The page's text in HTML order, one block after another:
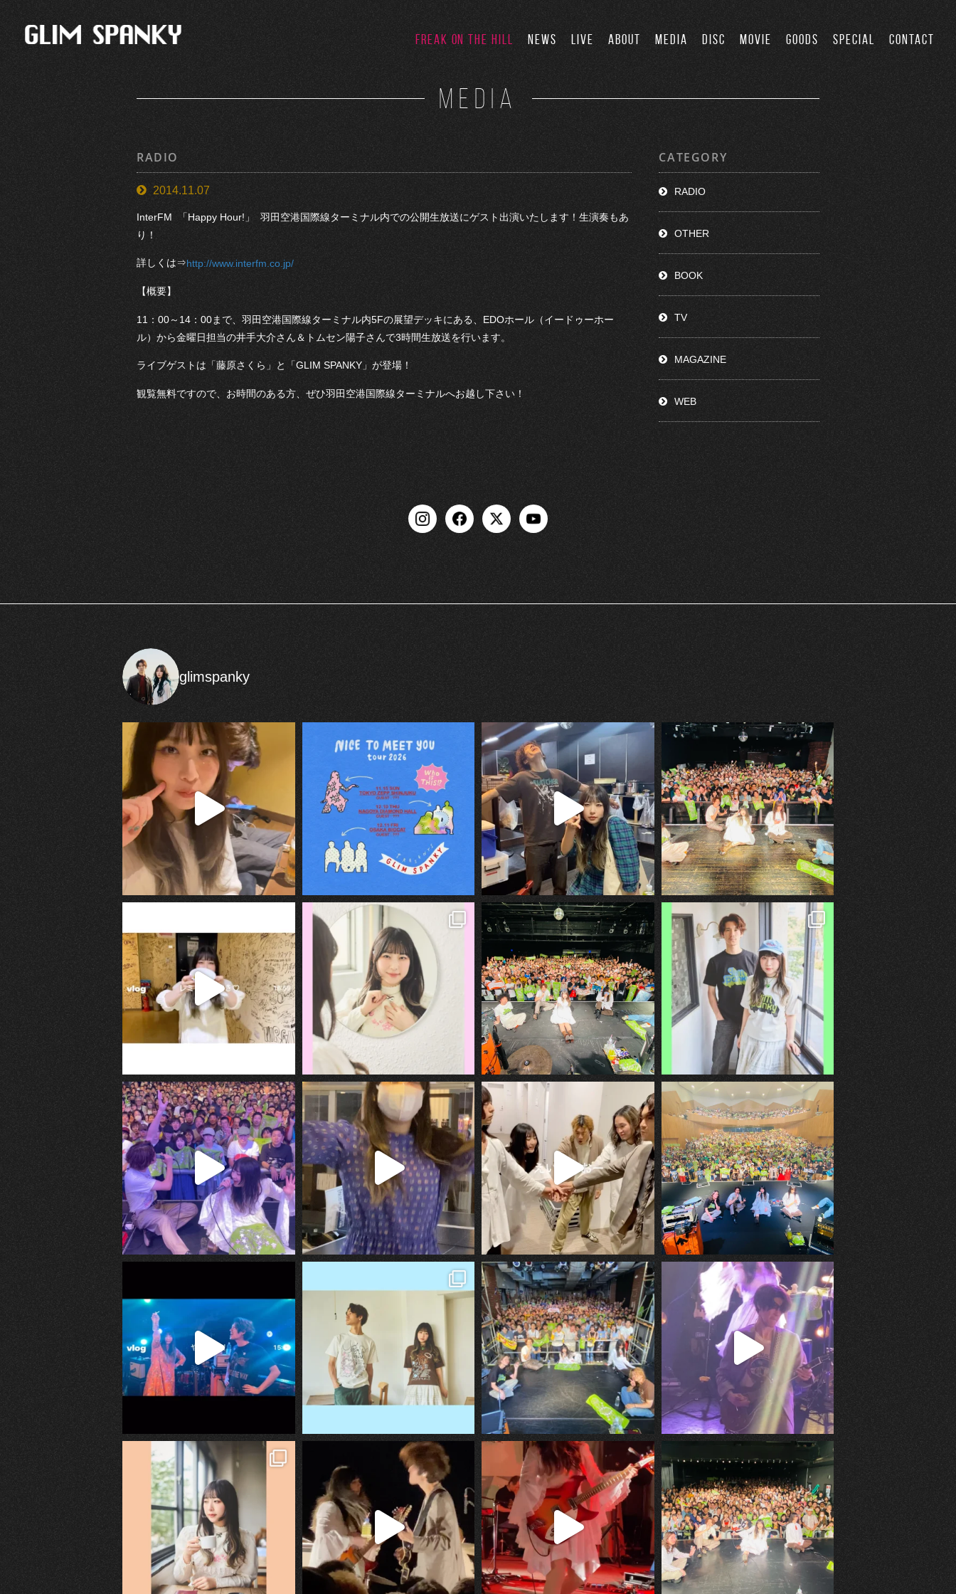
FREAK ON THE HILL NEWS LIVE ABOUT MEDIA DISC MOVIE GOODS SPECIAL CONTACT
MEDIA
RADIO
2014.11.07
InterFM 「Happy Hour!」 羽田空港国際線ターミナル内での公開生放送にゲスト出演いたします！生演奏もあ
り！
詳しくは⇒http://www.interfm.co.jp/
【概要】
11：00～14：00まで、羽田空港国際線ターミナル内5Fの展望デッキにある、EDOホール（イードゥーホー
ル）から金曜日担当の井手大介さん＆トムセン陽子さんで3時間生放送を行います。
ライブゲストは「藤原さくら」と「GLIM SPANKY」が登場！
観覧無料ですので、お時間のある方、ぜひ羽田空港国際線ターミナルへお越し下さい！
CATEGORY
RADIO
OTHER
BOOK
TV
MAGAZINE
WEB
glimspanky